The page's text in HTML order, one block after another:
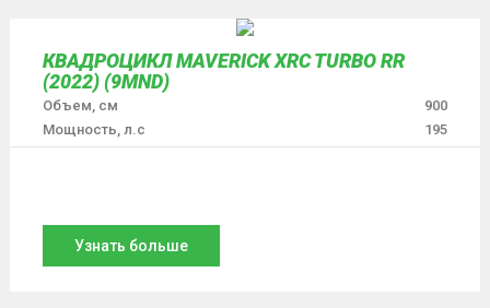
КВАДРОЦИКЛ MAVERICK XRC TURBO RR
(2022) (9MND)
Объем, см
900
Мощность, л.с
195
Узнать больше